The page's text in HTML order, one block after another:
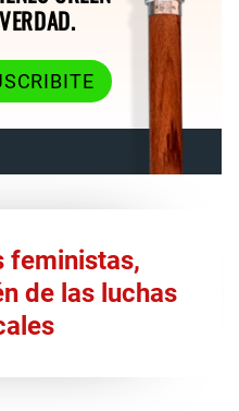
feministas,
de las luchas